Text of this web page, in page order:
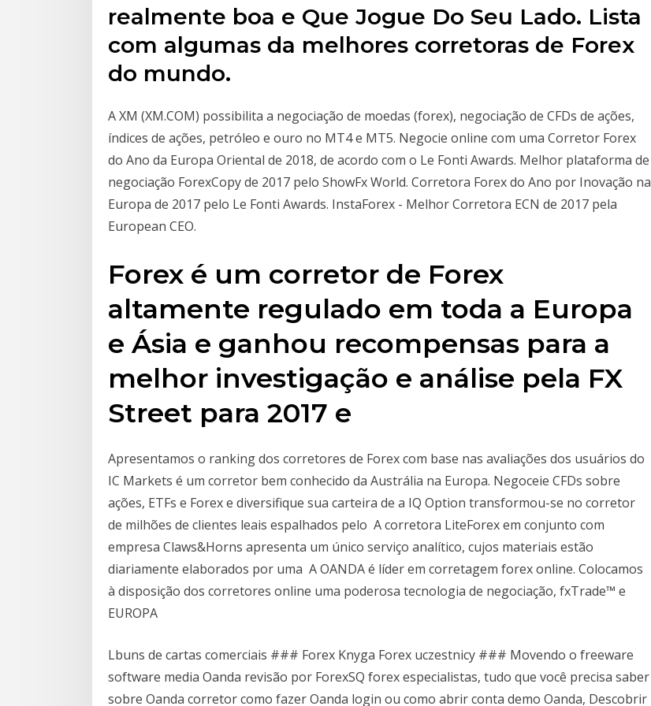
realmente boa e Que Jogue Do Seu Lado. Lista
com algumas da melhores corretoras de Forex
do mundo.
A XM (XM.COM) possibilita a negociação de moedas (forex), negociação de CFDs de ações,
índices de ações, petróleo e ouro no MT4 e MT5. Negocie online com uma Corretor Forex
do Ano da Europa Oriental de 2018, de acordo com o Le Fonti Awards. Melhor plataforma de
negociação ForexCopy de 2017 pelo ShowFx World. Corretora Forex do Ano por Inovação na
Europa de 2017 pelo Le Fonti Awards. InstaForex - Melhor Corretora ECN de 2017 pela
European CEO.
Forex é um corretor de Forex
altamente regulado em toda a Europa
e Ásia e ganhou recompensas para a
melhor investigação e análise pela FX
Street para 2017 e
Apresentamos o ranking dos corretores de Forex com base nas avaliações dos usuários do
IC Markets é um corretor bem conhecido da Austrália na Europa. Negoceie CFDs sobre
ações, ETFs e Forex e diversifique sua carteira de a IQ Option transformou-se no corretor
de milhões de clientes leais espalhados pelo A corretora LiteForex em conjunto com
empresa Claws&Horns apresenta um único serviço analítico, cujos materiais estão
diariamente elaborados por uma A OANDA é líder em corretagem forex online. Colocamos
à disposição dos corretores online uma poderosa tecnologia de negociação, fxTrade™ e
EUROPA
Lbuns de cartas comerciais ### Forex Knyga Forex uczestnicy ### Movendo o freeware
software media Oanda revisão por ForexSQ forex especialistas, tudo que você precisa saber
sobre Oanda corretor como fazer Oanda login ou como abrir conta demo Oanda, Descobrir